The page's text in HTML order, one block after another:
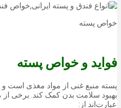
خواص پسته
فواید و خواص پسته
پسته منبع غنی از مواد مغذی است
بهبود سلامت بدن کمک کند. برخی
عبارت‌اند از: